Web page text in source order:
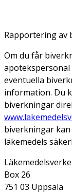
Rapportering av
Om du får
eventuella
information. Du
biverkningar
biverkningar
läkemedels
Box 26
751 03 Uppsala